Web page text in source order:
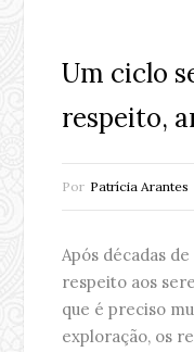
Um ciclo
respeito,
Por Patrícia Arantes
Após décadas
respeito aos
que é preciso
exploração, os